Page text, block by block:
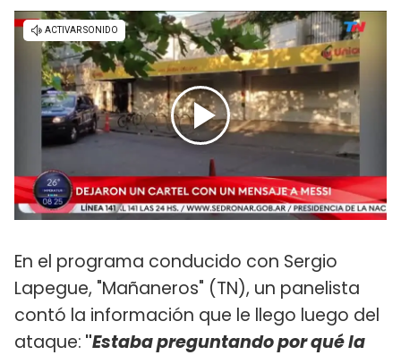
En el programa conducido con Sergio
Lapegue, "Mañaneros" (TN), un panelista
contó la información que le llego luego del
ataque: "Estaba preguntando por qué la